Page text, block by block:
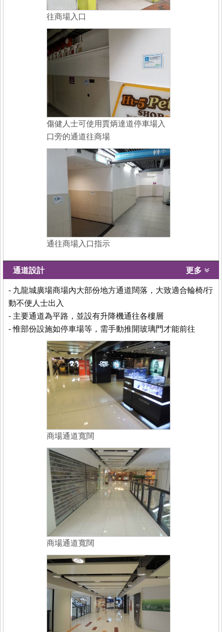
往商場入口
傷健人士可使用賈炳達道停車場入
口旁的通道往商場
通往商場入口指示
通道設計 更多
- 九龍城廣場商場內大部份地方通道闊落，大致適合輪椅/行
動不便人士出入
- 主要通道為平路，並設有升降機通往各樓層
- 惟部份設施如停車場等，需手動推開玻璃門才能前往
商場通道寬闊
商場通道寬闊